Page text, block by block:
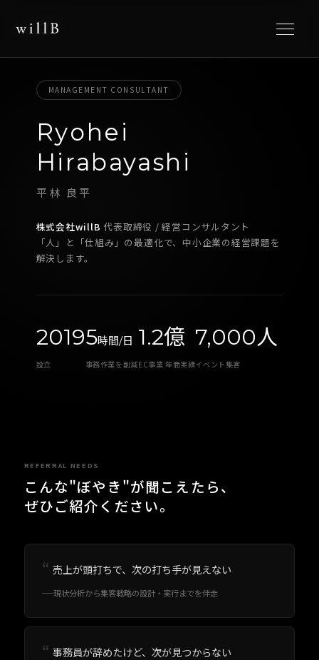
MANAGEMENT CONSULTANT
Ryohei
Hirabayashi
平林 良平
株式会社willB 代表取締役 / 経営コンサルタント
「人」と「仕組み」の最適化で、中小企業の経営課題を
解決します。
2019
設立
5時間/日
事務作業を削減
1.2億
EC事業 年商実績
7,000人
イベント集客
REFERRAL NEEDS
こんな"ぼやき"が聞こえたら、
ぜひご紹介ください。
売上が頭打ちで、次の打ち手が見えない
現状分析から集客戦略の設計・実行までを伴走
事務員が辞めたけど、次が見つからない